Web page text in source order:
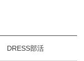
DRESS部活